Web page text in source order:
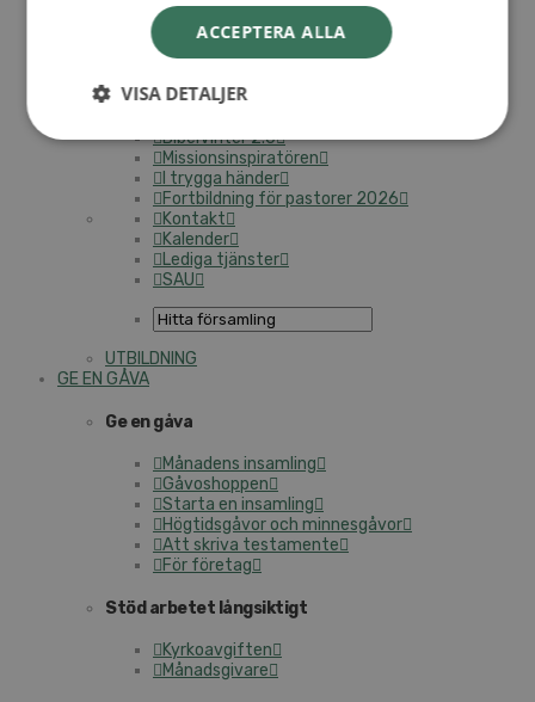
Akademi för Ledarskap och Teologi
Mullsjö folkhögskola
Apg29
Mindre kurser
BibelVinter 2.0
Missionsinspiratören
I trygga händer
Fortbildning för pastorer 2026
Kontakt
Kalender
Lediga tjänster
SAU
UTBILDNING
GE EN GÅVA
Ge en gåva
Månadens insamling
Gåvoshoppen
Starta en insamling
Högtidsgåvor och minnesgåvor
Att skriva testamente
För företag
Stöd arbetet långsiktigt
Kyrkoavgiften
Månadsgivare
ACCEPTERA ALLA
VISA DETALJER